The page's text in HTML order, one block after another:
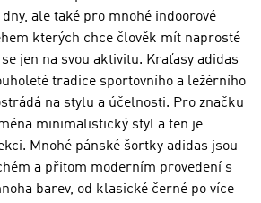
ale také pro mnohé indoorové
kterých chce člověk mít naprosté
jen na svou aktivitu. Kraťasy adidas
tradice sportovního a ležérního
na stylu a účelnosti. Pro značku
minimalistický styl a ten je
Mnohé pánské šortky adidas jsou
a přitom moderním provedení s
barev, od klasické černé po více